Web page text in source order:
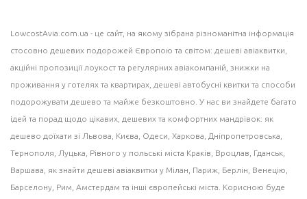
LowcostAvia.com.ua - це сайт, на якому зібрана різноманітна інформація
стосовно дешевих подорожей Європою та світом: дешеві авіаквитки
акційні пропозиції лоукост та регулярних авіакомпаній, знижки на
проживання у готелях та квартирах, дешеві автобусні квитки та способи
подорожувати дешево та майже безкоштовно. У нас ви знайдете багато
ідей та порад щодо цікавих, дешевих та комфортних мандрівок: як
дешево доїхати зі Львова, Києва, Одеси, Харкова, Дніпропетровська,
Тернополя, Луцька, Рівного у польські міста Краків , Вроцлав, Гданськ
Варшава , як знайти дешеві авіаквитки у Мілан , Париж, Берлін, Венецію,
Барселону , Рим, Амстердам та інші європейські міста. Корисною буде